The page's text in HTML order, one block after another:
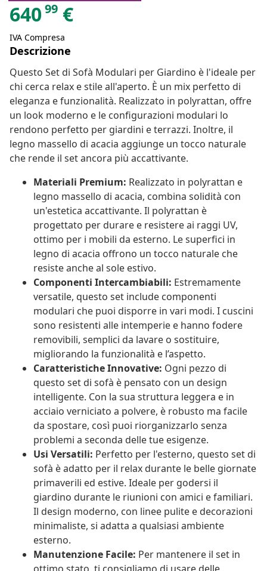
64099 €
IVA Compresa
Descrizione
Questo Set di Sofà Modulari per Giardino è l'ideale per
chi cerca relax e stile all'aperto. È un mix perfetto di
eleganza e funzionalità. Realizzato in polyrattan, offre
un look moderno e le configurazioni modulari lo
rendono perfetto per giardini e terrazzi. Inoltre, il
legno massello di acacia aggiunge un tocco naturale
che rende il set ancora più accattivante.
Materiali Premium: Realizzato in polyrattan e
legno massello di acacia, combina solidità con
un'estetica accattivante. Il polyrattan è
progettato per durare e resistere ai raggi UV,
ottimo per i mobili da esterno. Le superfici in
legno di acacia offrono un tocco naturale che
resiste anche al sole estivo.
Componenti Intercambiabili: Estremamente
versatile, questo set include componenti
modulari che puoi disporre in vari modi. I cuscini
sono resistenti alle intemperie e hanno fodere
removibili, semplici da lavare o sostituire,
migliorando la funzionalità e l’aspetto.
Caratteristiche Innovative: Ogni pezzo di
questo set di sofà è pensato con un design
intelligente. Con la sua struttura leggera e in
acciaio verniciato a polvere, è robusto ma facile
da spostare, così puoi riorganizzarlo senza
problemi a seconda delle tue esigenze.
Usi Versatili: Perfetto per l'esterno, questo set di
sofà è adatto per il relax durante le belle giornate
primaverili ed estive. Ideale per godersi il
giardino durante le riunioni con amici e familiari.
Il design moderno, con linee pulite e decorazioni
minimaliste, si adatta a qualsiasi ambiente
esterno.
Manutenzione Facile: Per mantenere il set in